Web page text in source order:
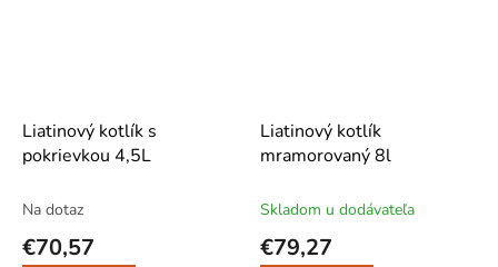
Liatinový kotlík s
pokrievkou 4,5L
Na dotaz
€70,57
Liatinový kotlík
mramorovaný 8l
Skladom u dodávateľa
€79,27